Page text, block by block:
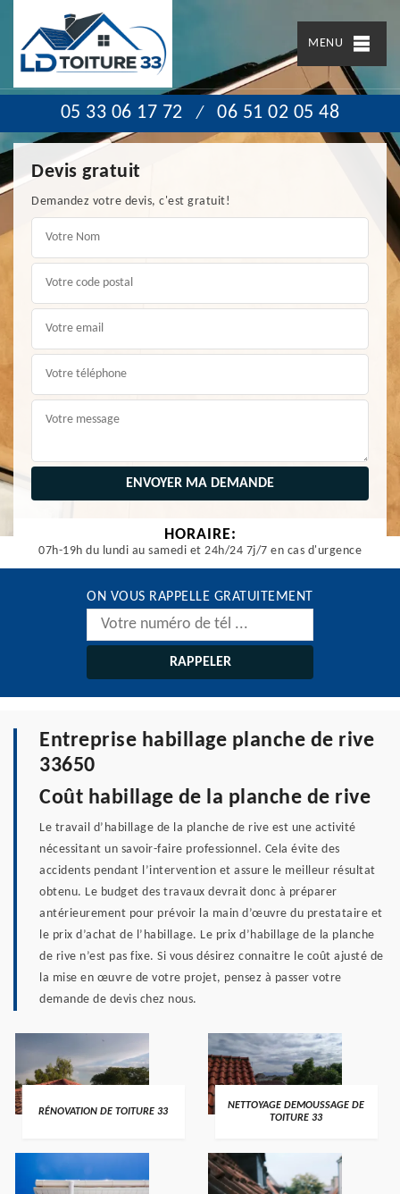
MENU
05 33 06 17 72 / 06 51 02 05 48
Devis gratuit
Demandez votre devis, c'est gratuit!
HORAIRE:
07h-19h du lundi au samedi et 24h/24 7j/7 en cas d'urgence
ON VOUS RAPPELLE GRATUITEMENT
Entreprise habillage planche de rive
33650
Coût habillage de la planche de rive
Le travail d’habillage de la planche de rive est une activité
nécessitant un savoir-faire professionnel. Cela évite des
accidents pendant l’intervention et assure le meilleur résultat
obtenu. Le budget des travaux devrait donc à préparer
antérieurement pour prévoir la main d’œuvre du prestataire et
le prix d’achat de l’habillage. Le prix d’habillage de la planche
de rive n’est pas fixe. Si vous désirez connaitre le coût ajusté de
la mise en œuvre de votre projet, pensez à passer votre
demande de devis chez nous.
RÉNOVATION DE TOITURE 33
NETTOYAGE DEMOUSSAGE DE
TOITURE 33